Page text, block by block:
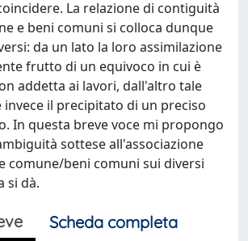
La relazione di contiguità
e beni comuni si colloca dunque
da un lato la loro assimilazione
frutto di un equivoco in cui è
addetta ai lavori, dall'altro tale
invece il precipitato di un preciso
In questa breve voce mi propongo
sottese all'associazione
comune/beni comuni sui diversi
si dà.
Scheda completa